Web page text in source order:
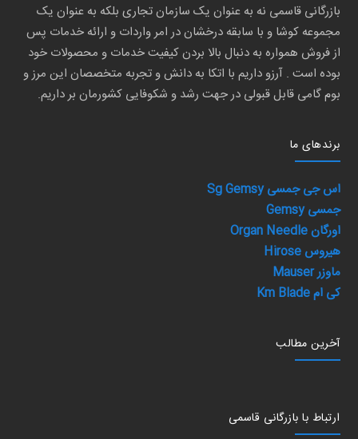
بازرگانی قاسمی نه به عنوان یک سازمان تجاری بلکه به عنوان یک
مجموعه کوشا و با سابقه درخشان در امر واردات و ارائه خدمات پس
از فروش همواره به دنبال بالا بردن کیفیت خدمات و محصولات خود
بوده است . آرزو داریم با اتکا به دانش و تجربه متخصصان این مرز و
بوم گامی قابل قبولی در جهت رشد و شکوفایی کشورمان بر داریم.
برند‌های ما
اس جی جمسی Sg Gemsy
جمسی Gemsy
اورگان Organ Needle
هیروس Hirose
ماوزر Mauser
کی ام Km Blade
آخرین مطالب
ارتباط با بازرگانی قاسمی